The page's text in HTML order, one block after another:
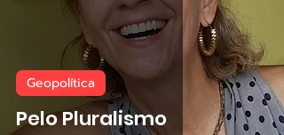
Pelo Pluralismo
Geopolítica